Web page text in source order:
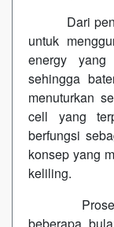
Dari
untuk
energy yang
sehingga
menuturkan
cell yang
berfungsi
konsep yang
keliling.
Proses